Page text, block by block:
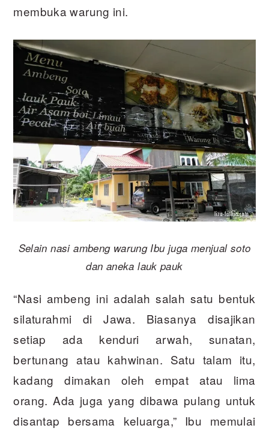
membuka warung ini.
Selain nasi ambeng warung Ibu juga menjual soto
dan aneka lauk pauk
“Nasi ambeng ini adalah salah satu bentuk
silaturahmi di Jawa. Biasanya disajikan
setiap ada kenduri arwah, sunatan,
bertunang atau kahwinan. Satu talam itu,
kadang dimakan oleh empat atau lima
orang. Ada juga yang dibawa pulang untuk
disantap bersama keluarga,” Ibu memulai